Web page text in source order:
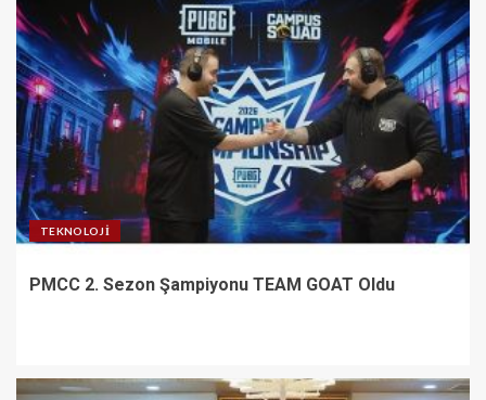
TEKNOLOJI
PMCC 2. Sezon Şampiyonu TEAM GOAT Oldu